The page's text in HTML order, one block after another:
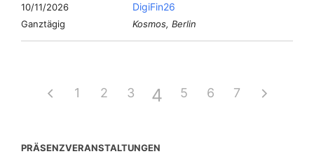
10/11/2026
Ganztägig
DigiFin26
Kosmos, Berlin
1 2 3 4 5 6 7
PRÄSENZVERANSTALTUNGEN